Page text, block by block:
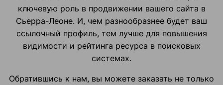
ключевую роль в продвижении вашего сайта в
Сьерра-Леоне. И, чем разнообразнее будет ваш
ссылочный профиль, тем лучше для повышения
видимости и рейтинга ресурса в поисковых
системах.
Обратившись к нам, вы можете заказать не только